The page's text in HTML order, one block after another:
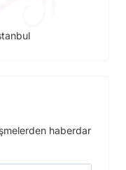
haberdar